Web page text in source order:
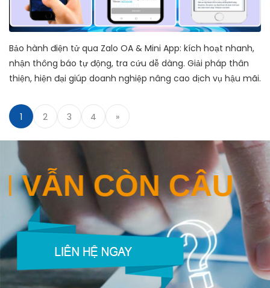
Bảo hành điện tử qua Zalo OA & Mini App: kích hoạt nhanh,
nhận thông báo tự động, tra cứu dễ dàng. Giải pháp thân
thiện, hiện đại giúp doanh nghiệp nâng cao dịch vụ hậu mãi.
1 2 3 4 »
VẪN CÒN